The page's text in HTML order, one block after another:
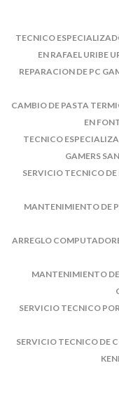
TECNICO
EN RAFAEL URIBE
REPARACION DE PC
CAMBIO DE PASTA
EN
TECNICO
GAMERS
SERVICIO TECNICO
MANTENIMIENTO DE
ARREGLO
MANTENIMIENTO
SERVICIO TECNICO
SERVICIO TECNICO DE